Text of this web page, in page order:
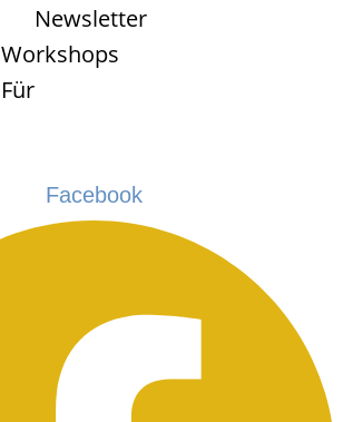
Newsletter
Workshops
Für
Facebook